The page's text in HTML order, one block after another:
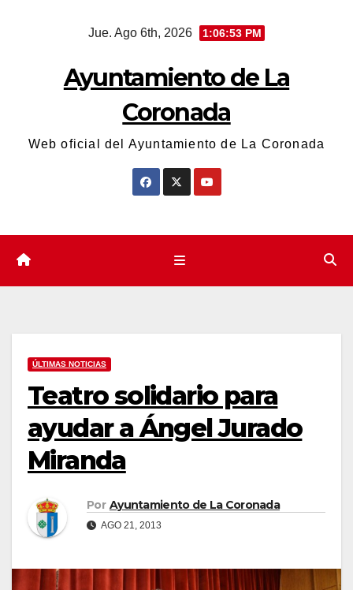
Jue. Ago 6th, 2026 1:06:53 PM
Ayuntamiento de La
Coronada
Web oficial del Ayuntamiento de La Coronada
ÚLTIMAS NOTICIAS
Teatro solidario para
ayudar a Ángel Jurado
Miranda
Por Ayuntamiento de La Coronada
AGO 21, 2013